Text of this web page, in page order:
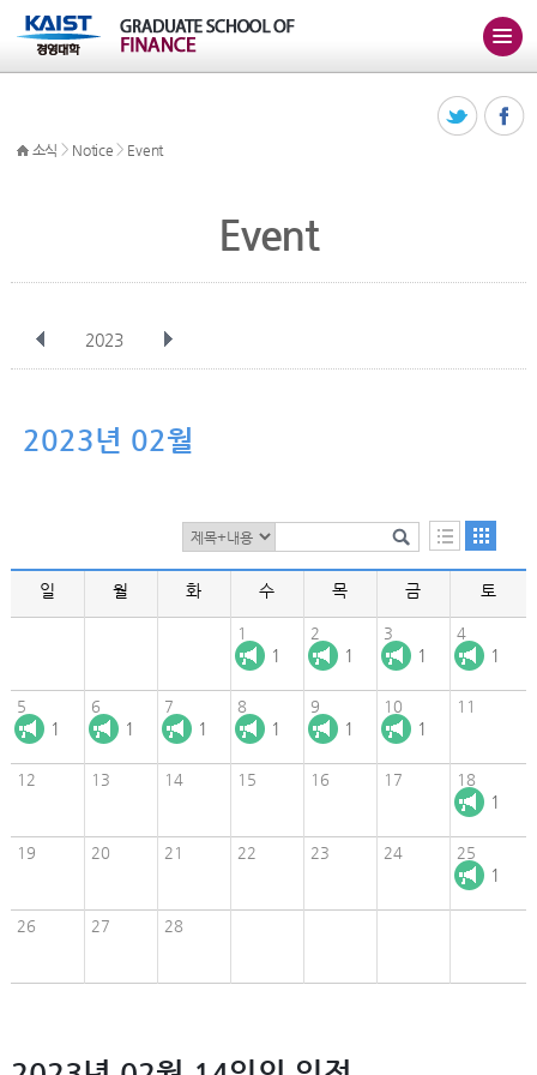
소식 > Notice > Event
Event
2023
12월
2023년 02월
일 월 화 수 목 금 토
1
1
2
1
3
1
4
1
5
1
6
1
7
1
8
1
9
1
10
1
11
12 13 14 15 16 17 18
1
19 20 21 22 23 24 25
1
26 27 28